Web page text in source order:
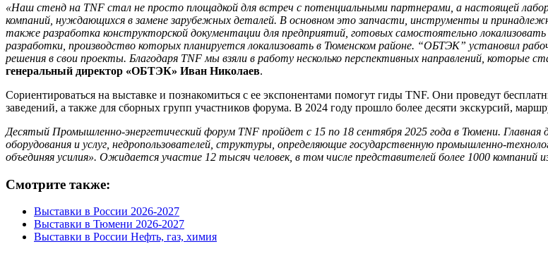
«Наш стенд на TNF стал не просто площадкой для встреч с потенциальными партнерами, а настоящей
компаний, нуждающихся в замене зарубежных деталей. В основном это запчасти, инструменты и
также разработка конструкторской документации для предприятий, готовых самостоятельно
разработки, производство которых планируется локализовать в Тюменском районе. “ОБТЭК” установил
решения в свои проекты. Благодаря TNF мы взяли в работу несколько перспективных направлений, которые
генеральный директор «ОБТЭК» Иван Николаев.
Сориентироваться на выставке и познакомиться с ее экспонентами помогут гиды TNF. Они проведут
заведений, а также для сборных групп участников форума. В 2024 году прошло более десяти экскурсий,
Десятый Промышленно-энергетический форум TNF пройдет с 15 по 18 сентября 2025 года в Тюмени. Главная
оборудования и услуг, недропользователей, структуры, определяющие государственную промышленно-
объединяя усилия». Ожидается участие 12 тысяч человек, в том числе представителей более 1000 компаний
Смотрите также:
Выставки в России 2026-2027
Выставки в Тюмени 2026-2027
Выставки в России Нефть, газ, химия